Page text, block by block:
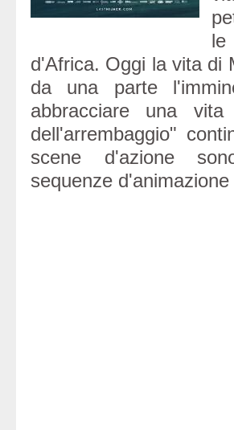
le
d'Africa. Oggi la vita di
da una parte
abbracciare una
dell'arrembaggio"
scene d'azione
sequenze